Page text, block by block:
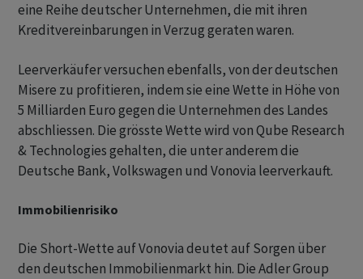
eine Reihe deutscher Unternehmen, die mit ihren
Kreditvereinbarungen in Verzug geraten waren.
Leerverkäufer versuchen ebenfalls, von der deutschen
Misere zu profitieren, indem sie eine Wette in Höhe von
5 Milliarden Euro gegen die Unternehmen des Landes
abschliessen. Die grösste Wette wird von Qube Research
& Technologies gehalten, die unter anderem die
Deutsche Bank, Volkswagen und Vonovia leerverkauft.
Immobilienrisiko
Die Short-Wette auf Vonovia deutet auf Sorgen über
den deutschen Immobilienmarkt hin. Die Adler Group